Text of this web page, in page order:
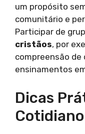
um propósito
comunitário e
Participar de
cristãos, por
compreensão de
ensinamentos
Dicas
Cotidiano